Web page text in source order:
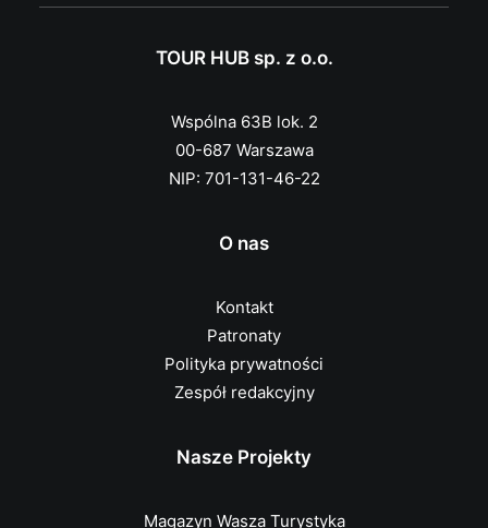
TOUR HUB sp. z o.o.
Wspólna 63B lok. 2
00-687 Warszawa
NIP: 701-131-46-22
O nas
Kontakt
Patronaty
Polityka prywatności
Zespół redakcyjny
Nasze Projekty
Magazyn Wasza Turystyka